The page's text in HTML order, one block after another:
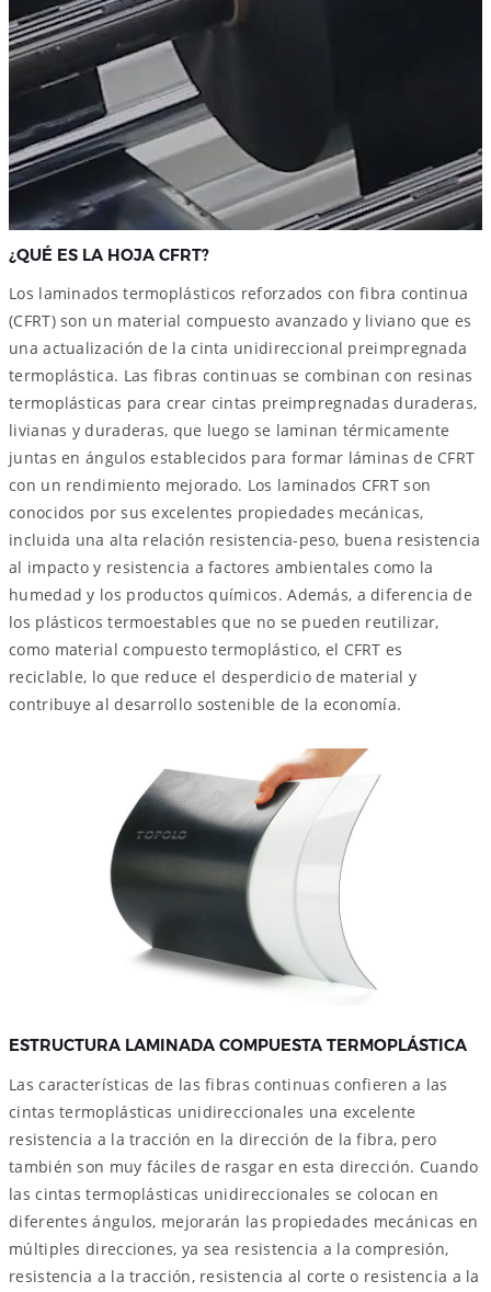
¿QUÉ ES LA HOJA CFRT?
Los laminados termoplásticos reforzados con fibra continua
(CFRT) son un material compuesto avanzado y liviano que es
una actualización de la cinta unidireccional preimpregnada
termoplástica. Las fibras continuas se combinan con resinas
termoplásticas para crear cintas preimpregnadas duraderas,
livianas y duraderas, que luego se laminan térmicamente
juntas en ángulos establecidos para formar láminas de CFRT
con un rendimiento mejorado. Los laminados CFRT son
conocidos por sus excelentes propiedades mecánicas,
incluida una alta relación resistencia-peso, buena resistencia
al impacto y resistencia a factores ambientales como la
humedad y los productos químicos. Además, a diferencia de
los plásticos termoestables que no se pueden reutilizar,
como material compuesto termoplástico, el CFRT es
reciclable, lo que reduce el desperdicio de material y
contribuye al desarrollo sostenible de la economía.
ESTRUCTURA LAMINADA COMPUESTA TERMOPLÁSTICA
Las características de las fibras continuas confieren a las
cintas termoplásticas unidireccionales una excelente
resistencia a la tracción en la dirección de la fibra, pero
también son muy fáciles de rasgar en esta dirección. Cuando
las cintas termoplásticas unidireccionales se colocan en
diferentes ángulos, mejorarán las propiedades mecánicas en
múltiples direcciones, ya sea resistencia a la compresión,
resistencia a la tracción, resistencia al corte o resistencia a la